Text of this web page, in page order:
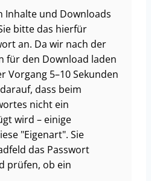
Inhalte und Downloads
bitte das hierfür
an. Da wir nach der
für den Download laden
Vorgang 5–10 Sekunden
dass beim
nicht ein
wird – einige
"Eigenart". Sie
das Passwort
prüfen, ob ein